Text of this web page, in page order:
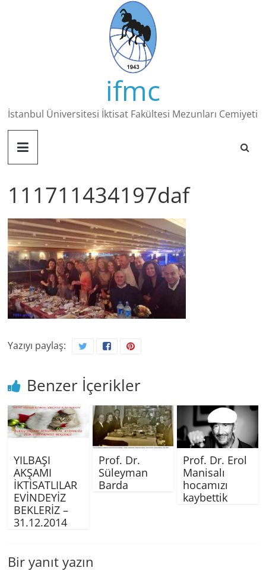
ifmc
İstanbul Üniversitesi İktisat Fakültesi Mezunları Cemiyeti
111711434197daf
Yazıyı paylaş:
Benzer İçerikler
YILBAŞI
AKŞAMI
İKTİSATLILAR
EVİNDEYİZ
BEKLERİZ –
31.12.2014
Prof. Dr.
Süleyman
Barda
Prof. Dr. Erol
Manisalı
hocamızı
kaybettik
Bir yanıt yazın